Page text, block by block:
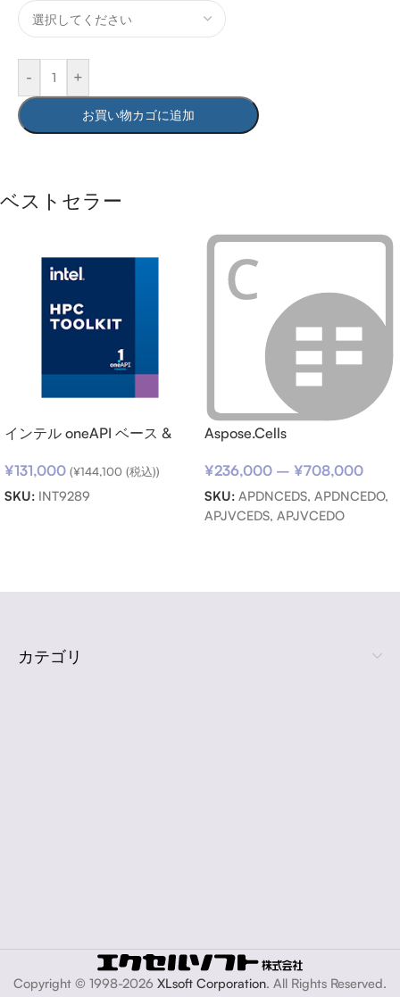
- +
お買い物カゴに追加
ベストセラー
インテル oneAPI ベース &
ノード) SSR (期限内更新用)
¥131,000 (¥144,100 (税込))
SKU: INT9289
Aspose.Cells
¥236,000 – ¥708,000
SKU: APDNCEDS, APDNCEDO,
APJVCEDS, APJVCEDO
カテゴリ
Copyright © 1998-2026 XLsoft Corporation. All Rights Reserved.